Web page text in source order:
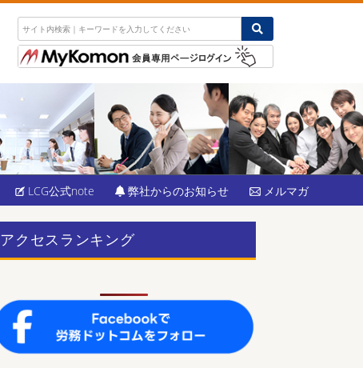
LCG公式note 弊社からのお知らせ メルマガ
アクセスランキング